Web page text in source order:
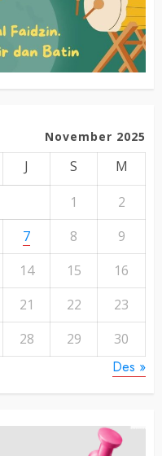
November 2025
J S
M
1
2
7 8
9
14 15
16
21 22
23
28 29 30
Des »